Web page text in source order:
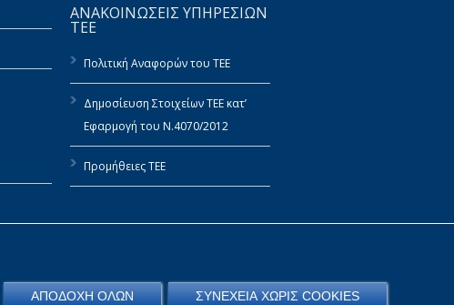
ΑΝΑΚΟΙΝΩΣΕΙΣ ΥΠΗΡΕΣΙΩΝ
ΤΕΕ
Πολιτική Αναφορών του ΤΕΕ
Δημοσίευση Στοιχείων ΤΕΕ κατ’
Εφαρμογή του Ν.4070/2012
Προμήθειες ΤΕΕ
ΑΠΟΔΟΧΗ ΟΛΩΝ ΣΥΝΕΧΕΙΑ ΧΩΡΙΣ COOKIES